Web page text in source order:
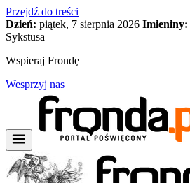
Przejdź do treści
Dzień: piątek, 7 sierpnia 2026 Imieniny:
Sykstusa
Wspieraj Frondę
Wesprzyj nas